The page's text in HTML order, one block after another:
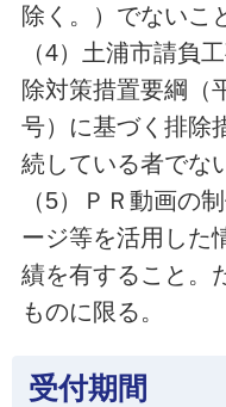
除く。）でないこ
（4）土浦市請負
除対策措置要綱（
号）に基づく排除
続している者でな
（5）ＰＲ動画の
ージ等を活用した
績を有すること。
ものに限る。
受付期間